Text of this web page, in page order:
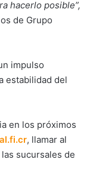
hacerlo posible”,
de Grupo
impulso
estabilidad del
en los próximos
, llamar al
sucursales de